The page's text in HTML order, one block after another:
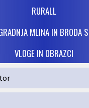
RURALL
MLINA IN BRODA
VLOGE IN OBRAZCI